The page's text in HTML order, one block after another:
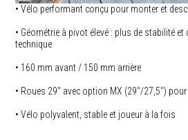
• Vélo performant conçu pour monter et
• Géométrie à pivot élevé : plus de stabilité et
technique
• 160 mm avant / 150 mm arrière
• Roues 29″ avec option MX (29″/27,5″)
• Vélo polyvalent, stable et joueur à la fois